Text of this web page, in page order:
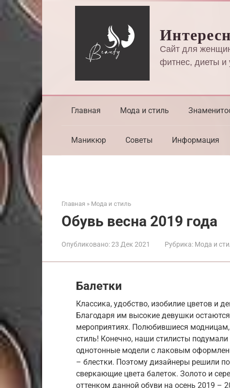
Перейти
к
контенту
Сайт для
фитнес, диеты и
Главная Мода и стиль
Маникюр Советы Информация
Главная » Мода и стиль
Обувь весна 2019 года
Опубликовано:23 Дек 2021 Рубрика: Мода и
Балетки
Классика, удобство, изобилие цветов и
Благодаря им высокие девушки
мероприятиях. Полюбившиеся
стиль! Конечно, наши стилисты
однотонные модели с лаковым
– блестки. Поэтому дизайнеры решили
сверкающие цвета балеток. Золото и
оттенком данной обуви на осень 2019 –